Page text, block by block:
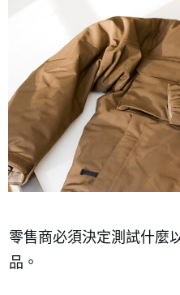
零售商必須決定測試什麼
品。